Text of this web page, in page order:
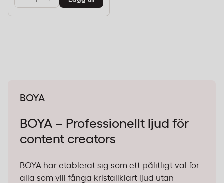
BOYA
BOYA – Professionellt ljud för
content creators
BOYA har etablerat sig som ett pålitligt val för
alla som vill fånga kristallklart ljud utan